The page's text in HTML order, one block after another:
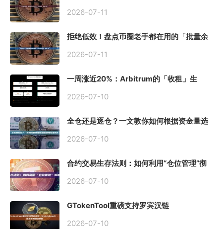
2026-07-11
拒绝低效！盘点币圈老手都在用的「批量余
2026-07-11
一周涨近20%：Arbitrum的「收租」生
2026-07-10
全仓还是逐仓？一文教你如何根据资金量选
2026-07-10
合约交易生存法则：如何利用“仓位管理”彻
2026-07-10
GTokenTool重磅支持罗宾汉链
2026-07-10